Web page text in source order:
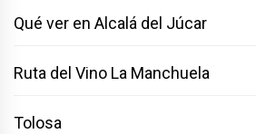
Qué ver en Alcalá del Júcar
Ruta del Vino La Manchuela
Tolosa